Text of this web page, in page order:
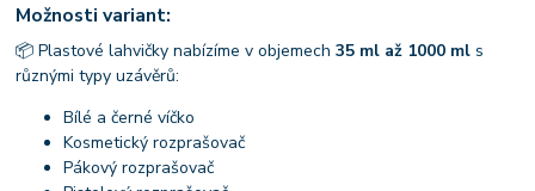
Možnosti variant:
📦 Plastové lahvičky nabízíme v objemech35 ml až 1000 ml s
různými typy uzávěrů:
Bílé a černé víčko
Kosmetický rozprašovač
Pákový rozprašovač